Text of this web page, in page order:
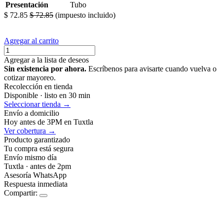
Presentación
Tubo
$ 72.85 $72.85 (impuesto incluido)
Agregar al carrito
Agregar a la lista de deseos
Sin existencia por ahora. Escríbenos para avisarte cuando vuelva o
cotizar mayoreo.
Recolección en tienda
Disponible · listo en 30 min
Seleccionar tienda →
Envío a domicilio
Hoy antes de 3PM en Tuxtla
Ver cobertura →
Producto garantizado
Tu compra está segura
Envío mismo día
Tuxtla · antes de 2pm
Asesoría WhatsApp
Respuesta inmediata
Compartir: